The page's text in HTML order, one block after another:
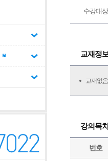
수강대상
교재정
교재없음
강의목
번호